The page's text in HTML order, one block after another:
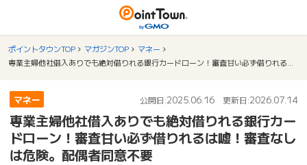
ポイントタウンTOP マガジンTOP
マネー
マネー 公開日:2025.06.16 更新日:2026.07.14
専業主婦他社借入ありでも絶対借りれる銀行カー
ドローン！審査甘い必ず借りれるは嘘！審査なし
は危険。配偶者同意不要